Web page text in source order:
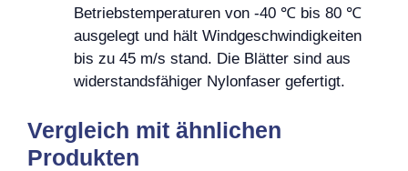
Betriebstemperaturen von -40 ℃ bis 80 ℃
ausgelegt und hält Windgeschwindigkeiten
bis zu 45 m/s stand. Die Blätter sind aus
widerstandsfähiger Nylonfaser gefertigt.
Vergleich mit ähnlichen
Produkten